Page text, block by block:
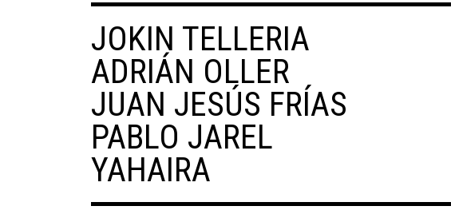
JOKIN TELLERIA
ADRIÁN OLLER
JUAN JESÚS FRÍAS
PABLO JAREL
YAHAIRA